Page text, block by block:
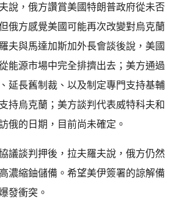
說，俄方讚賞美國特朗普政府從未否
俄方感覺美國可能再次改變對烏克蘭
夫與馬達加斯加外長會談後說，美國
能源市場中完全排擠出去；美方通過
延長舊制裁、以及制定專門支持基輔
持烏克蘭；美方談判代表威特科夫和
俄的日期，目前尚未確定。
議談判押後，拉夫羅夫說，俄方仍然
濃縮鈾儲備。希望美伊簽署的諒解備
發衝突。